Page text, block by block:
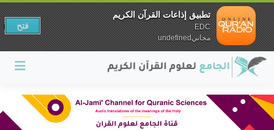
تطبيق إذاعات القرآن الكريم
EDC
مجانيundefined
فتح